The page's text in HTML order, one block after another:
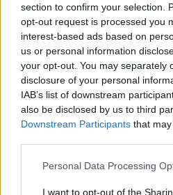
section to confirm your selection.
opt-out request is processed you
interest-based ads based on
us or personal information
your opt-out. You may separately
disclosure of your personal
IAB’s list of downstream
also be disclosed by us to third
Downstream Participants that
Please note that this website/app
not limited to your visit or usage
Personal Data Processing
I want to opt-out of the